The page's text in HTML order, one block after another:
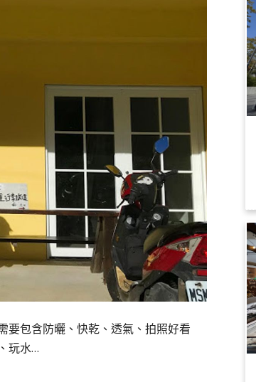
要包含防曬、快乾、透氣、拍照好看
玩水…